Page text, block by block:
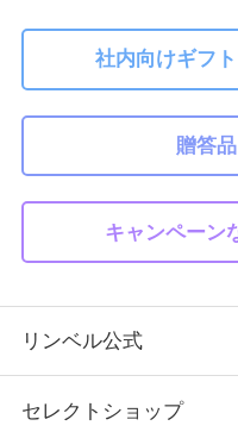
社内向けギフ
贈答
キャンペーン
リンベル公式
セレクトショップ